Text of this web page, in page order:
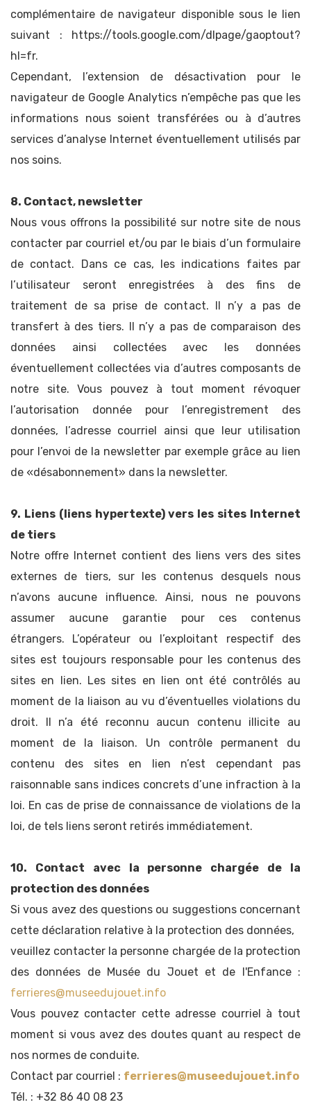
complémentaire de navigateur disponible sous le lien
suivant : https://tools.google.com/dlpage/gaoptout?
hl=fr.
Cependant, l’extension de désactivation pour le
navigateur de Google Analytics n’empêche pas que les
informations nous soient transférées ou à d’autres
services d’analyse Internet éventuellement utilisés par
nos soins.
8. Contact, newsletter
Nous vous offrons la possibilité sur notre site de nous
contacter par courriel et/ou par le biais d’un formulaire
de contact. Dans ce cas, les indications faites par
l’utilisateur seront enregistrées à des fins de
traitement de sa prise de contact. Il n’y a pas de
transfert à des tiers. Il n’y a pas de comparaison des
données ainsi collectées avec les données
éventuellement collectées via d’autres composants de
notre site. Vous pouvez à tout moment révoquer
l’autorisation donnée pour l’enregistrement des
données, l’adresse courriel ainsi que leur utilisation
pour l’envoi de la newsletter par exemple grâce au lien
de «désabonnement» dans la newsletter.
9. Liens (liens hypertexte) vers les sites Internet
de tiers
Notre offre Internet contient des liens vers des sites
externes de tiers, sur les contenus desquels nous
n’avons aucune influence. Ainsi, nous ne pouvons
assumer aucune garantie pour ces contenus
étrangers. L’opérateur ou l’exploitant respectif des
sites est toujours responsable pour les contenus des
sites en lien. Les sites en lien ont été contrôlés au
moment de la liaison au vu d’éventuelles violations du
droit. Il n’a été reconnu aucun contenu illicite au
moment de la liaison. Un contrôle permanent du
contenu des sites en lien n’est cependant pas
raisonnable sans indices concrets d’une infraction à la
loi. En cas de prise de connaissance de violations de la
loi, de tels liens seront retirés immédiatement.
10. Contact avec la personne chargée de la
protection des données
Si vous avez des questions ou suggestions concernant
cette déclaration relative à la protection des données,
veuillez contacter la personne chargée de la protection
des données de Musée du Jouet et de l'Enfance :
ferrieres@museedujouet.info
Vous pouvez contacter cette adresse courriel à tout
moment si vous avez des doutes quant au respect de
nos normes de conduite.
Contact par courriel : ferrieres@museedujouet.info
Tél. : +32 86 40 08 23